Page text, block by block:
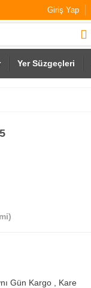
Giriş Yap
Yer Süzgeçleri
Gün Kargo Kare